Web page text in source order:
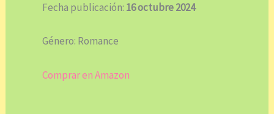
Fecha publicación: 16 octubre 2024
Género: Romance
Comprar en Amazon